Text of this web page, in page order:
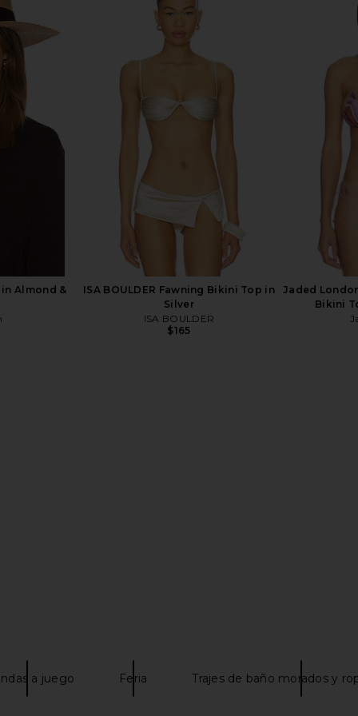
Bra in
lovewave the Roy Top in Black
$78
fleur du
Almond &
ISA BOULDER Fawning Bikini Top in
Silver
ISA BOULDER
$165
Jaded
Bikini
a juego Feria Trajes de baño morados y